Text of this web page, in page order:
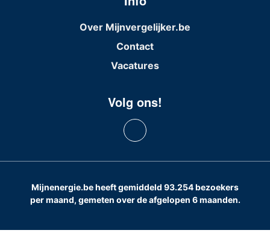
Over Mijnvergelijker.be
Contact
Vacatures
Volg ons!
Mijnenergie.be heeft gemiddeld 93.254 bezoekers
per maand, gemeten over de afgelopen 6 maanden.